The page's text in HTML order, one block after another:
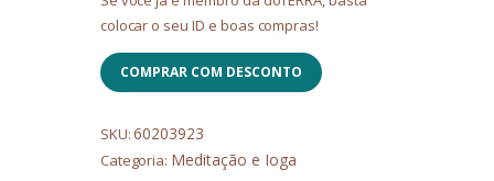
colocar o seu ID e boas compras!
COMPRAR COM DESCONTO
SKU:60203923
Categoria: Meditação e Ioga